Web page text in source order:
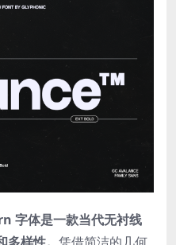
字体是一款当代无衬线